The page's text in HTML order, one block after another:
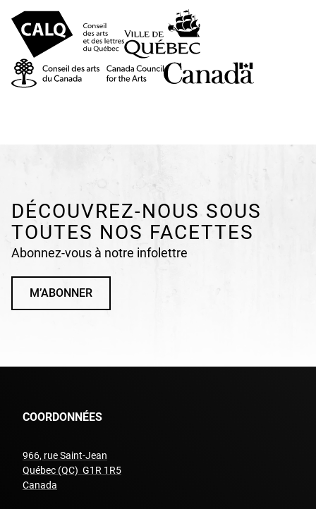
DÉCOUVREZ-NOUS SOUS
TOUTES NOS FACETTES
Abonnez-vous à notre infolettre
M’ABONNER
COORDONNÉES
966, rue Saint-Jean
Québec (QC) G1R 1R5
Canada